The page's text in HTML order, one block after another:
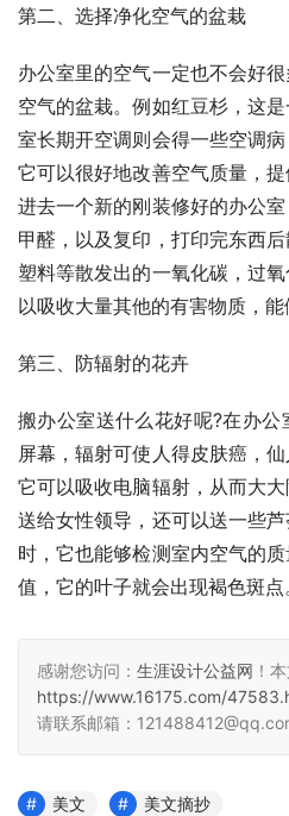
第二、选择净化空气的盆栽
办公室里的空气一定也不会好
空气的盆栽。例如红豆杉，这
室长期开空调则会得一些空调病
它可以很好地改善空气质量，
进去一个新的刚装修好的办公
甲醛，以及复印，打印完东西
塑料等散发出的一氧化碳，过
以吸收大量其他的有害物质，能
第三、防辐射的花卉
搬办公室送什么花好呢?在办
屏幕，辐射可使人得皮肤癌，
它可以吸收电脑辐射，从而大
送给女性领导，还可以送一些
时，它也能够检测室内空气的
值，它的叶子就会出现褐色斑点
感谢您访问： 生涯设计公益网 ！
https://www.16175.com/
请联系邮箱：
美文 美文摘抄